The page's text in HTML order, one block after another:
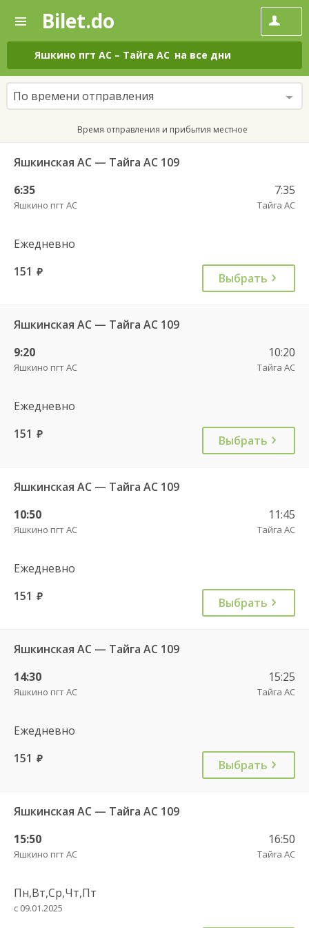
—
Поиск
и
покупка
билетов
на
автобус
онлайн
Bilet.do
Яшкино пгт АС – Тайга АС на все дни
По времени отправления
Время отправления и прибытия местное
Яшкинская АС — Тайга АС 109
6:35
Яшкино пгт АС
7:35
Тайга АС
Ежедневно
151 руб. Выбрать
Яшкинская АС — Тайга АС 109
9:20
Яшкино пгт АС
10:20
Тайга АС
Ежедневно
151 руб. Выбрать
Яшкинская АС — Тайга АС 109
10:50
Яшкино пгт АС
11:45
Тайга АС
Ежедневно
151 руб. Выбрать
Яшкинская АС — Тайга АС 109
14:30
Яшкино пгт АС
15:25
Тайга АС
Ежедневно
151 руб. Выбрать
Яшкинская АС — Тайга АС 109
15:50
Яшкино пгт АС
16:50
Тайга АС
Пн,Вт,Ср,Чт,Пт
с 09.01.2025